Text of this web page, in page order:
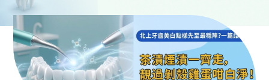
醫生介紹 doctor introduction
醫療新聞 medical news
種植牙 dental implant
WhatsApp預約